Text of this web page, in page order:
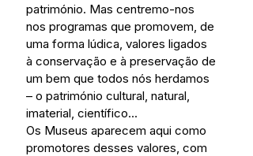
património. Mas centremo-nos
nos programas que promovem, de
uma forma lúdica, valores ligados
à conservação e à preservação de
um bem que todos nós herdamos
– o património cultural, natural,
imaterial, científico...
Os Museus aparecem aqui como
promotores desses valores, com